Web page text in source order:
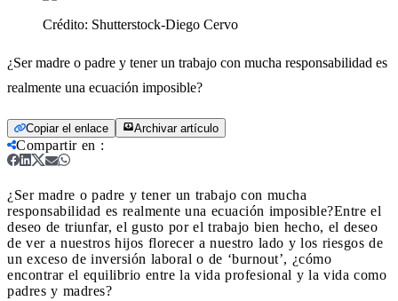
Crédito: Shutterstock-Diego Cervo
¿Ser madre o padre y tener un trabajo con mucha responsabilidad es
realmente una ecuación imposible?
Copiar el enlace Archivar artículo
Compartir en :
¿Ser madre o padre y tener un trabajo con mucha
responsabilidad es realmente una ecuación imposible?Entre el
deseo de triunfar, el gusto por el trabajo bien hecho, el deseo
de ver a nuestros hijos florecer a nuestro lado y los riesgos de
un exceso de inversión laboral o de ‘burnout’, ¿cómo
encontrar el equilibrio entre la vida profesional y la vida como
padres y madres?